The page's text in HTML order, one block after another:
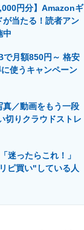
クノロジーの最前線
円分】Amazonギ
が当たる！読者アン
中
で月額850円～ 格安
使うキャンペーン
真／動画をもう一段
切りクラウドストレ
迷ったらこれ！」
ピ買い"している人